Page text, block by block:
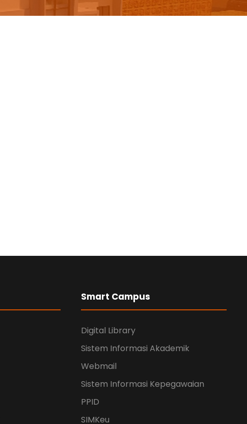
Smart Campus
Digital Library
Sistem Informasi Akademik
Webmail
Sistem Informasi Kepegawaian
PPID
SIMKeu